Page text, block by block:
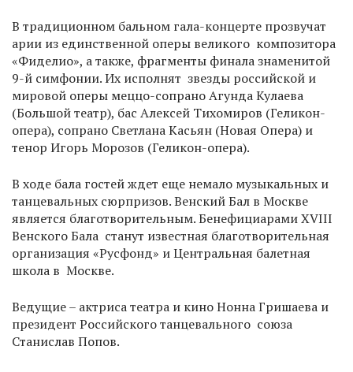
В традиционном бальном гала-концерте прозвучат
арии из единственной оперы великого композитора
«Фиделио», а также, фрагменты финала знаменитой
9-й симфонии. Их исполнят звезды российской и
мировой оперы меццо-сопрано Агунда Кулаева
(Большой театр), бас Алексей Тихомиров (Геликон-
опера), сопрано Светлана Касьян (Новая Опера) и
тенор Игорь Морозов (Геликон-опера).
В ходе бала гостей ждет еще немало музыкальных и
танцевальных сюрпризов. Венский Бал в Москве
является благотворительным. Бенефициарами XVIII
Венского Бала станут известная благотворительная
организация «Русфонд» и Центральная балетная
школа в Москве.
Ведущие – актриса театра и кино Нонна Гришаева и
президент Российского танцевального союза
Станислав Попов.